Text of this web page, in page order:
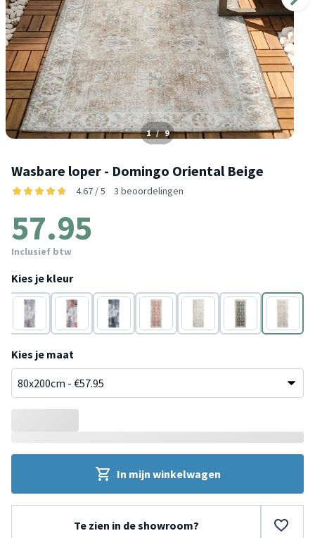
1 / 9
Wasbare loper - Domingo Oriental Beige
4.67 / 5 3 beoordelingen
57.95
Inclusief btw
Kies je kleur
Taupe Crème Groen Terracotta
Wit Donkergroen
Beige
Kies je maat
In mijn winkelwagen
Te zien in de showroom?